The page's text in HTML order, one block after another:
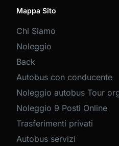
Mappa Sito
Chi Siamo
Noleggio
Back
Autobus con conducente
Noleggio autobus Tour
Noleggio 9 Posti Online
Trasferimenti privati
Autobus servizi